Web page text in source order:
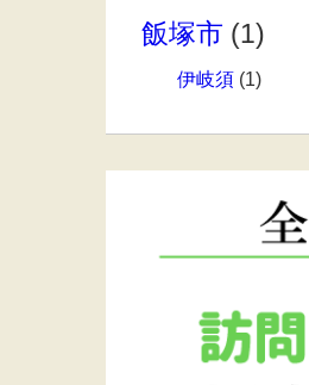
飯塚市 (1)
伊岐須 (1)